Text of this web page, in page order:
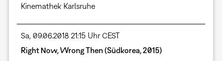
Kinemathek Karlsruhe
Sa, 09.06.2018 21:15 Uhr CEST
Right Now, Wrong Then (Südkorea, 2015)